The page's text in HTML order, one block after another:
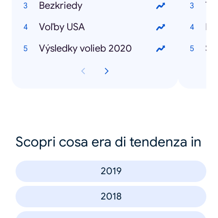
Bezkriedy
Voľby USA
Výsledky volieb 2020
Scopri cosa era di tendenza in
2019
2018